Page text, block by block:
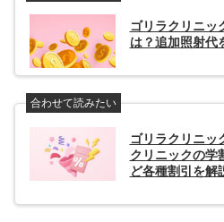
ゴリラクリニッ
は？追加照射代
合わせて読みたい
ゴリラクリニッ
クリニックの学
ど各種割引を解